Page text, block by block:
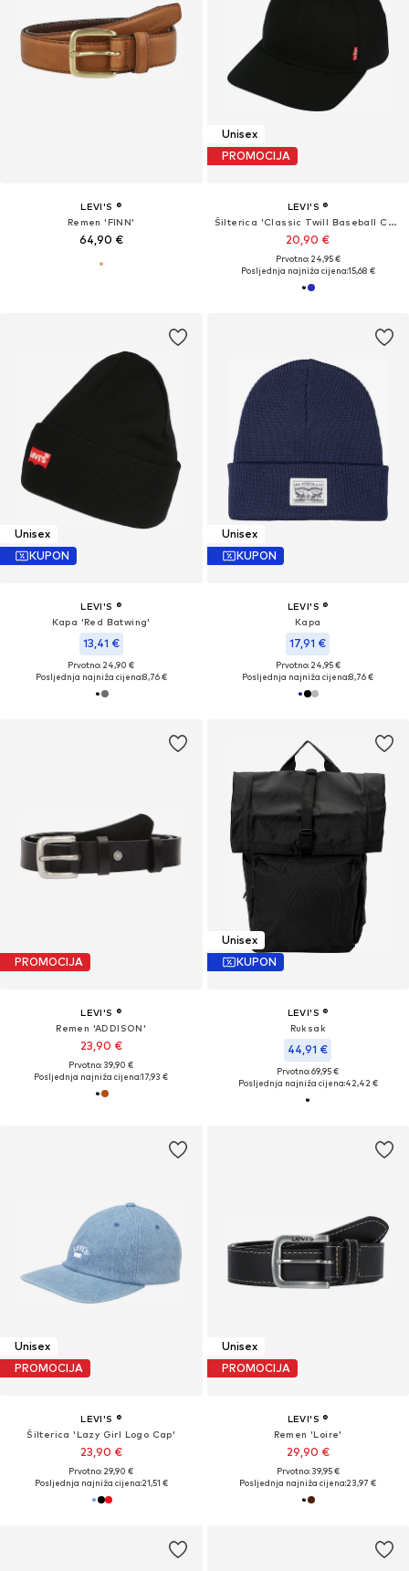
LEVI'S ®
Remen 'FINN'
64,90 €
Unisex
PROMOCIJA
LEVI'S ®
Šilterica 'Classic Twill Baseball Cap'
20,90 €
Prvotno: 24,95 €
Posljednja najniža cijena:15,68 €
Unisex
KUPON
LEVI'S ®
Kapa 'Red Batwing'
13,41 €
Prvotno: 24,90 €
Posljednja najniža cijena:8,76 €
Unisex
KUPON
LEVI'S ®
Kapa
17,91 €
Prvotno: 24,95 €
Posljednja najniža cijena:8,76 €
PROMOCIJA
LEVI'S ®
Remen 'ADDISON'
23,90 €
Prvotno: 39,90 €
Posljednja najniža cijena:17,93 €
Unisex
KUPON
LEVI'S ®
Ruksak
44,91 €
Prvotno: 69,95 €
Posljednja najniža cijena:42,42 €
Unisex
PROMOCIJA
LEVI'S ®
Šilterica 'Lazy Girl Logo Cap'
23,90 €
Prvotno: 29,90 €
Posljednja najniža cijena:21,51 €
Unisex
PROMOCIJA
LEVI'S ®
Remen 'Loire'
29,90 €
Prvotno: 39,95 €
Posljednja najniža cijena:23,97 €